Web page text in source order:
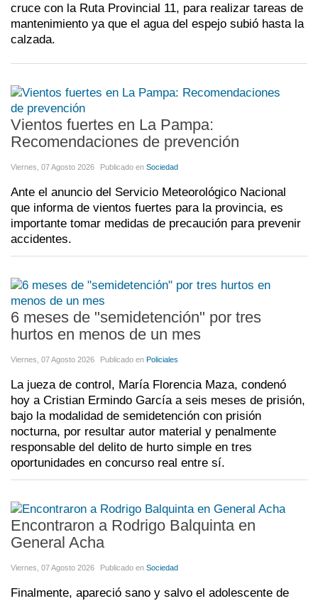
cruce con la Ruta Provincial 11, para realizar tareas de
mantenimiento ya que el agua del espejo subió hasta la
calzada.
Vientos fuertes en La Pampa:
Recomendaciones de prevención
Viernes, 07 Agosto 2026 Publicado en Sociedad
Ante el anuncio del Servicio Meteorológico Nacional
que informa de vientos fuertes para la provincia, es
importante tomar medidas de precaución para prevenir
accidentes.
6 meses de "semidetención" por tres
hurtos en menos de un mes
Viernes, 07 Agosto 2026 Publicado en Policiales
La jueza de control, María Florencia Maza, condenó
hoy a Cristian Ermindo García a seis meses de prisión,
bajo la modalidad de semidetención con prisión
nocturna, por resultar autor material y penalmente
responsable del delito de hurto simple en tres
oportunidades en concurso real entre sí.
Encontraron a Rodrigo Balquinta en
General Acha
Viernes, 07 Agosto 2026 Publicado en Sociedad
Finalmente, apareció sano y salvo el adolescente de